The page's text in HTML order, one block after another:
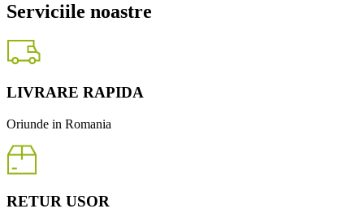
Serviciile noastre
LIVRARE RAPIDA
Oriunde in Romania
RETUR USOR